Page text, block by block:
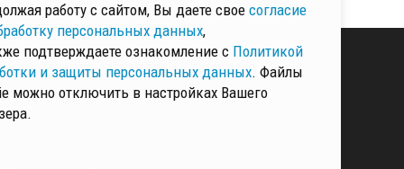
И ЗАЩИТЫ
работу с сайтом, Вы даете свое согласие
персональных данных,
подтверждаете ознакомление с Политикой
и защиты персональных данных. Файлы
можно отключить в настройках Вашего